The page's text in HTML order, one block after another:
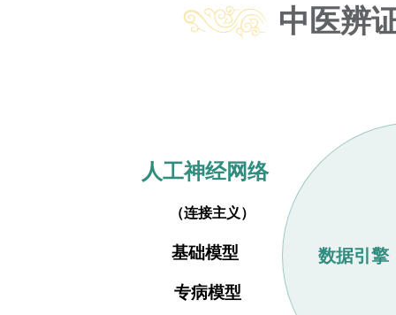
中医辨
人工神经网络
（连接主义）
基础模型
专病模型
数据引擎